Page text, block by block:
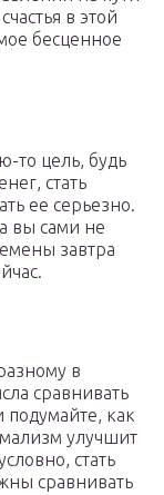
в этой
бесценное
то цель, будь
стать
ее серьезно.
вы сами не
завтра
в
сравнивать
подумайте, как
улучшит
стать
сравнивать